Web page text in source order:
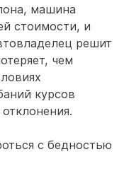
машина
стоимости, и
решит
чем
курсов
с бедностью